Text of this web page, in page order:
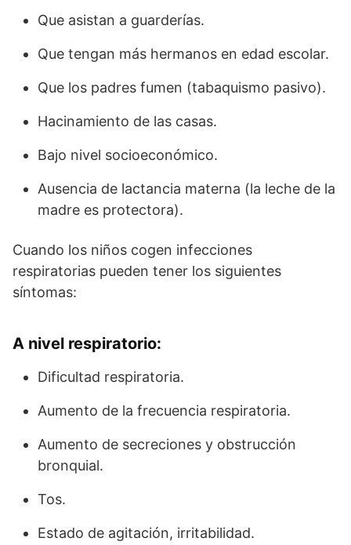
Que asistan a guarderías.
Que tengan más hermanos en edad escolar.
Que los padres fumen (tabaquismo pasivo).
Hacinamiento de las casas.
Bajo nivel socioeconómico.
Ausencia de lactancia materna (la leche de la
madre es protectora).
Cuando los niños cogen infecciones
respiratorias pueden tener los siguientes
síntomas:
A nivel respiratorio:
Dificultad respiratoria.
Aumento de la frecuencia respiratoria.
Aumento de secreciones y obstrucción
bronquial.
Tos.
Estado de agitación, irritabilidad.